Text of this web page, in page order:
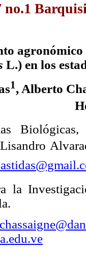
L.) en los
1, Alberto
Biológicas,
la